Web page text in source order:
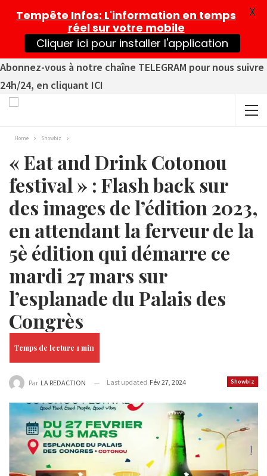
Abonnez-vous à notre chaîne TELEGRAM pour nous suivre
24h/24, en cliquant ICI
Home Showbiz
« Eat and Drink Cotonou
festival » : Flash back sur
des images de l’édition 2023,
en attendant la ferveur de la
5è édition qui démarre ce
mardi 27 mars sur
l’esplanade du Palais des
Congrès
Showbiz
Par LA REDACTION Last updated Fév 27, 2024
Tempête Infos: L'information en temps
réel sur votre mobile
Cliquer ici pour installer l'application
X